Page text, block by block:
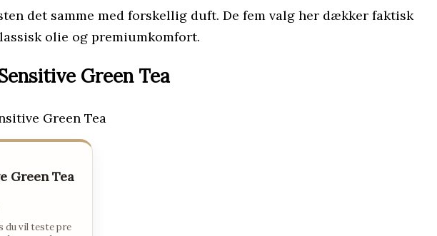
det samme med forskellig duft. De fem valg her dækker faktisk
olie og premiumkomfort.
Green Tea
Green Tea
du vil teste pre